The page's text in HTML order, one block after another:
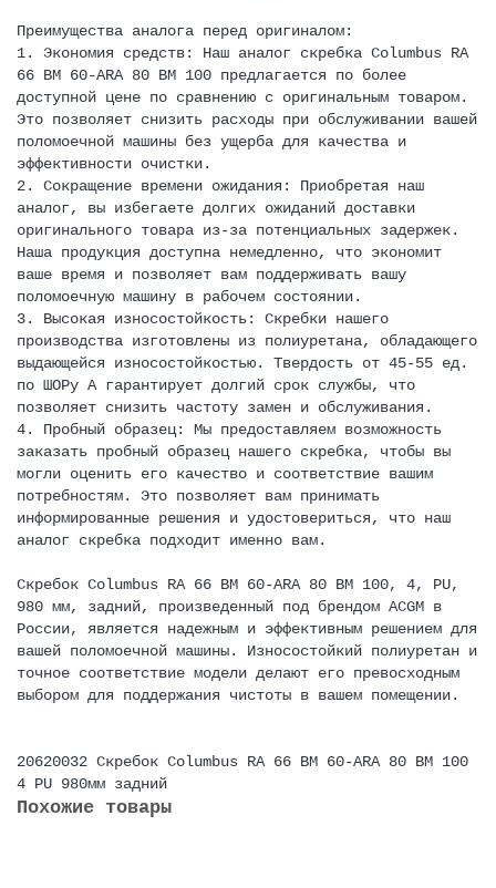
Преимущества аналога перед оригиналом:
1. Экономия средств: Наш аналог скребка Columbus RA
66 BM 60-ARA 80 BM 100 предлагается по более
доступной цене по сравнению с оригинальным товаром.
Это позволяет снизить расходы при обслуживании вашей
поломоечной машины без ущерба для качества и
эффективности очистки.
2. Сокращение времени ожидания: Приобретая наш
аналог, вы избегаете долгих ожиданий доставки
оригинального товара из-за потенциальных задержек.
Наша продукция доступна немедленно, что экономит
ваше время и позволяет вам поддерживать вашу
поломоечную машину в рабочем состоянии.
3. Высокая износостойкость: Скребки нашего
производства изготовлены из полиуретана, обладающего
выдающейся износостойкостью. Твердость от 45-55 ед.
по ШОРу А гарантирует долгий срок службы, что
позволяет снизить частоту замен и обслуживания.
4. Пробный образец: Мы предоставляем возможность
заказать пробный образец нашего скребка, чтобы вы
могли оценить его качество и соответствие вашим
потребностям. Это позволяет вам принимать
информированные решения и удостовериться, что наш
аналог скребка подходит именно вам.
Скребок Columbus RA 66 BM 60-ARA 80 BM 100, 4, PU,
980 мм, задний, произведенный под брендом ACGM в
России, является надежным и эффективным решением для
вашей поломоечной машины. Износостойкий полиуретан и
точное соответствие модели делают его превосходным
выбором для поддержания чистоты в вашем помещении.
20620032 Скребок Columbus RA 66 BM 60-ARA 80 BM 100
4 PU 980мм задний
Похожие товары